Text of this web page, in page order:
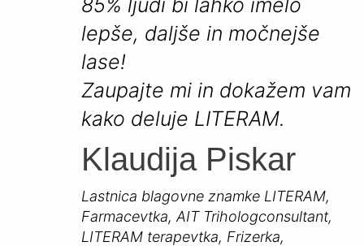
85% ljudi bi lahko imelo
lepše, daljše in močnejše
lase!
Zaupajte mi in dokažem vam
kako deluje LITERAM.
Klaudija Piskar
Lastnica blagovne znamke LITERAM,
Farmacevtka, AIT Trihologconsultant,
LITERAM terapevtka, Frizerka,